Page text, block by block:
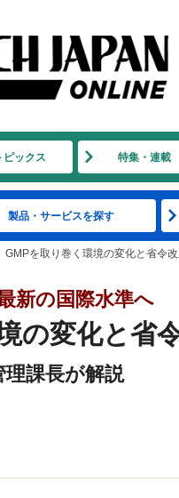
ピックス 特集・連載
製品・サービスを探す
GMPを取り巻く環境の変化と省令
新の国際水準へ
の変化と省
課長が解説